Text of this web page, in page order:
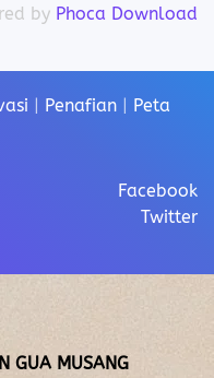
by Phoca Download
Penafian
Peta
Facebook
Twitter
GUA MUSANG